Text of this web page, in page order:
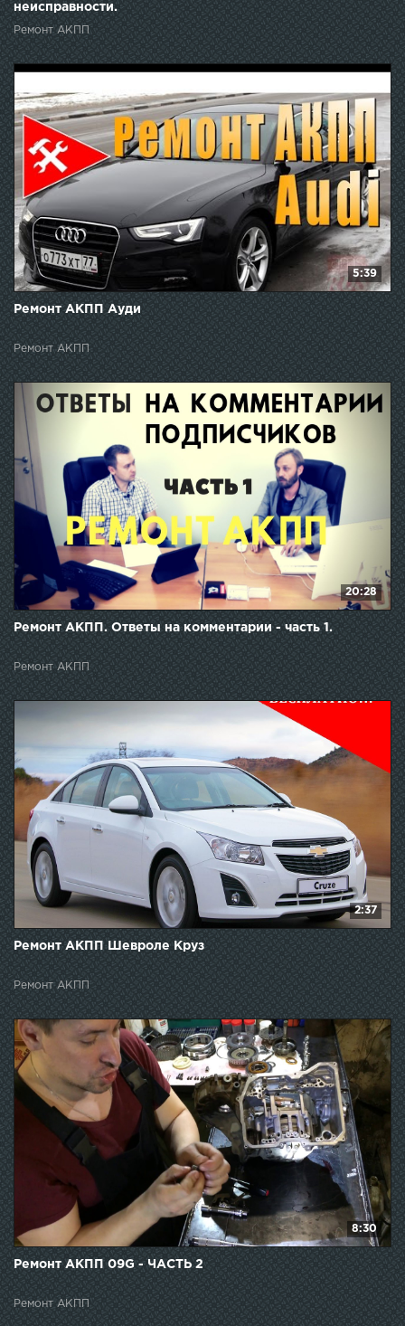
неисправности.
Ремонт АКПП
5:39
Ремонт АКПП Ауди
Ремонт АКПП
20:28
Ремонт АКПП. Ответы на комментарии - часть 1.
Ремонт АКПП
2:37
Ремонт АКПП Шевроле Круз
Ремонт АКПП
8:30
Ремонт АКПП 09G - ЧАСТЬ 2
Ремонт АКПП